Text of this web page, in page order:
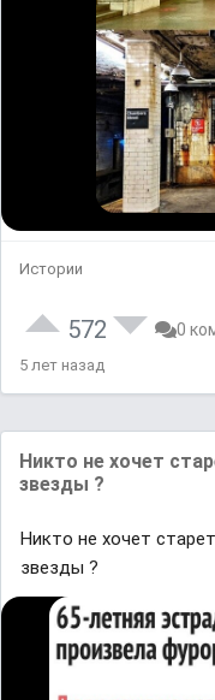
Истории
572 0
5 лет назад
Никто не хочет
звезды ?
Никто не хочет
звезды ?